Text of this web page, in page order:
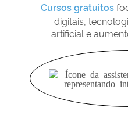
Cursos gratuitos
digitais,
artificial e